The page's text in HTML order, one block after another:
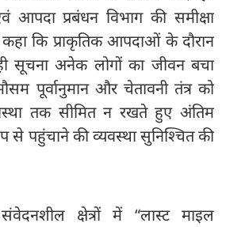
आपदा प्रबंधन विभाग की समीक्षा
कि प्राकृतिक आपदाओं के दौरान
सूचना अनेक लोगों का जीवन बचा
पूर्वानुमान और चेतावनी तंत्र को
तक सीमित न रखते हुए अंतिम
से पहुंचाने की व्यवस्था सुनिश्चित की
क्षेत्रों में “लास्ट माइल